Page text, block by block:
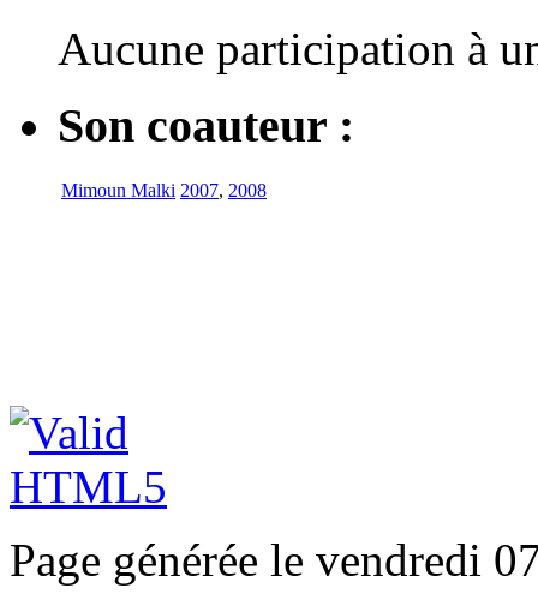
Aucune participation à
Son coauteur :
Mimoun Malki 2007, 2008
Page générée le vendredi